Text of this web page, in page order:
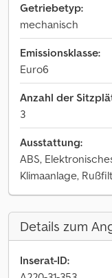
Getriebetyp:
mechanisch
Emissionsklasse:
Euro6
Anzahl der
3
Ausstattung:
ABS,
Klimaanlage,
Details zum
Inserat-ID: